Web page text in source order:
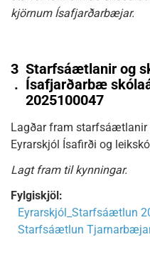
kjörnum Ísafjarðarbæjar.
3
.
Starfsáætlanir og
Ísafjarðarbæ
2025100047
Lagðar fram starfsáætlanir
Eyrarskjól Ísafirði og
Lagt fram til kynningar.
Fylgiskjöl:
Eyrarskjól_Starfsáætlun
Starfsáætlun